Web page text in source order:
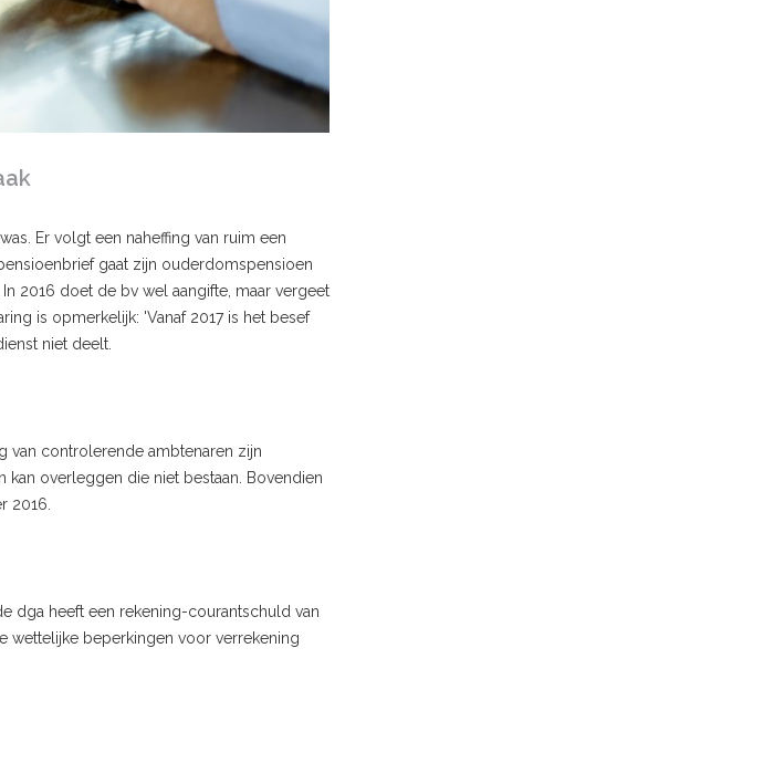
Er volgt een naheffing van ruim een
gaat zijn ouderdomspensioen
2016 doet de bv wel aangifte, maar vergeet
is opmerkelijk: 'Vanaf 2017 is het besef
niet deelt.
van controlerende ambtenaren zijn
overleggen die niet bestaan. Bovendien
2016.
dga heeft een rekening-courantschuld van
wettelijke beperkingen voor verrekening